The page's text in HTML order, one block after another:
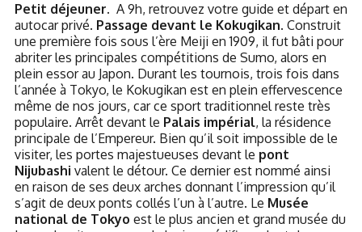
Petit déjeuner. A 9h, retrouvez votre guide et départ en
autocar privé. Passage devant le Kokugikan. Construit
une première fois sous l’ère Meiji en 1909, il fut bâti pour
abriter les principales compétitions de Sumo, alors en
plein essor au Japon. Durant les tournois, trois fois dans
l’année à Tokyo, le Kokugikan est en plein effervescence
même de nos jours, car ce sport traditionnel reste très
populaire. Arrêt devant le Palais impérial, la résidence
principale de l’Empereur. Bien qu’il soit impossible de le
visiter, les portes majestueuses devant le pont
Nijubashi valent le détour. Ce dernier est nommé ainsi
en raison de ses deux arches donnant l’impression qu’il
s’agit de deux ponts collés l’un à l’autre. Le Musée
national de Tokyo est le plus ancien et grand musée du